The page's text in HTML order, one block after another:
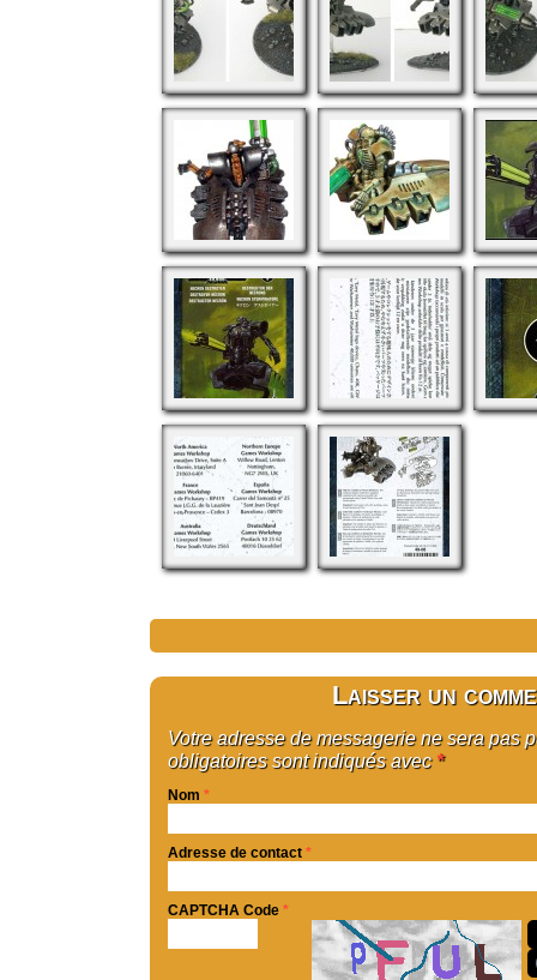
Laisser un
Votre adresse de messagerie ne sera pas
obligatoires sont indiqués avec *
Nom *
Adresse de contact *
CAPTCHA Code *